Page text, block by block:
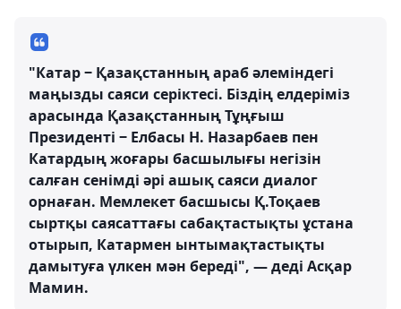
"Катар ‒ Қазақстанның араб әлеміндегі
маңызды саяси серіктесі. Біздің елдеріміз
арасында Қазақстанның Тұңғыш
Президенті ‒ Елбасы Н. Назарбаев пен
Катардың жоғары басшылығы негізін
салған сенімді әрі ашық саяси диалог
орнаған. Мемлекет басшысы Қ.Тоқаев
сыртқы саясаттағы сабақтастықты ұстана
отырып, Катармен ынтымақтастықты
дамытуға үлкен мән береді", — деді Асқар
Мамин.